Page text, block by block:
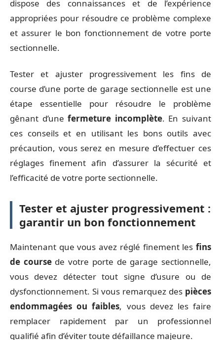
dispose des connaissances et de l’expérience
appropriées pour résoudre ce problème complexe
et assurer le bon fonctionnement de votre porte
sectionnelle.
Tester et ajuster progressivement les fins de
course d’une porte de garage sectionnelle est une
étape essentielle pour résoudre le problème
gênant d’unefermeture incomplète. En suivant
ces conseils et en utilisant les bons outils avec
précaution, vous serez en mesure d’effectuer ces
réglages finement afin d’assurer la sécurité et
l’efficacité de votre porte sectionnelle.
Tester et ajuster progressivement :
garantir un bon fonctionnement
Maintenant que vous avez réglé finement les fins
de coursede votre porte de garage sectionnelle,
vous devez détecter tout signe d’usure ou de
dysfonctionnement. Si vous remarquez des pièces
endommagées ou faibles, vous devez les faire
remplacer rapidement par un professionnel
qualifié afin d’éviter toute défaillance majeure.